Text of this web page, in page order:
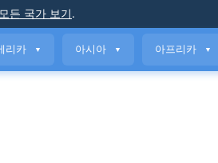
모든 국가 보기.
리카 ▼ 아시아 ▼ 아프리카 ▼